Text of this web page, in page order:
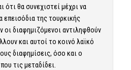
ότι θα συνεχιστεί μέχρι να
επεισόδια της τουρκικής
οι διαφημιζόμενοι αντιληφθούν
και αυτοί το κοινό λαϊκό
διαφημίσεις, όσο και ο
τις μεταδίδει.